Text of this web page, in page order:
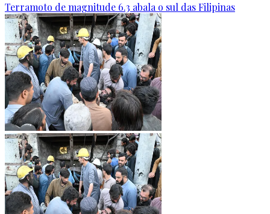
Terramoto de magnitude 6.3 abala o sul das Filipinas